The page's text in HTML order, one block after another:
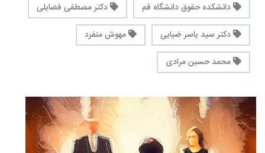
دانشکده حقوق دانشگاه قم
دکتر مصطفی فضایلی
دکتر سید یاسر ضیایی
مهوش منفرد
محمد حسین مرادی